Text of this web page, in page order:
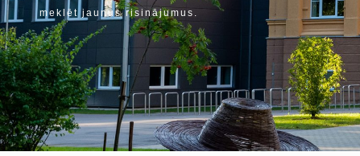
me k ēt j au nus risi nājumu s .